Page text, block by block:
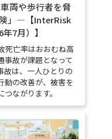
両や歩行者を脅
」―【InterRisk
7月）】
死亡率はおおむね高
事故が課題となって
故は、一人ひとりの
動の改善が、被害を
ながります。